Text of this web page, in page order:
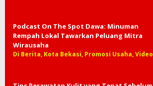
Podcast On The Spot Dawa: Minuman
Rempah Lokal Tawarkan Peluang Mitra
Wirausaha
Di Berita, Kota Bekasi, Promosi Usaha, Video